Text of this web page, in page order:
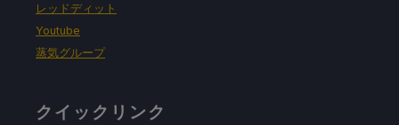
レッドディット
Youtube
蒸気グループ
クイックリンク